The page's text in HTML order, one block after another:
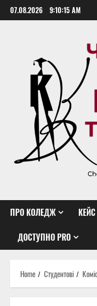
Skip
to
07.08.2026 9:10:15 AM
ПРО КОЛЕДЖ
ДОСТУПНО PRO
Home Студентові